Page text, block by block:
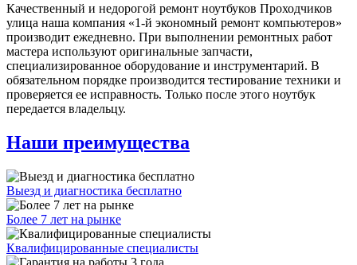
Качественный и недорогой ремонт ноутбуков Проходчиков
улица наша компания «1-й экономный ремонт компьютеров»
производит ежедневно. При выполнении ремонтных работ
мастера используют оригинальные запчасти,
специализированное оборудование и инструментарий. В
обязательном порядке производится тестирование техники и
проверяется ее исправность. Только после этого ноутбук
передается владельцу.
Наши преимущества
Выезд и диагностика бесплатно
Более 7 лет на рынке
Квалифицированные специалисты